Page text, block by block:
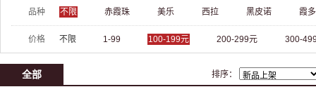
品种 不限 赤霞珠 美乐 西拉 黑皮诺 霞
价格 不限 1-99 100-199元 200-299元 300-
全部 排序：